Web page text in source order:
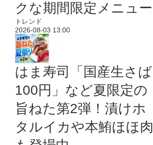
クな期間限定メニュー
トレンド
2026-08-03 13:00
はま寿司「国産生さば
100円」など夏限定の
旨ねた第2弾！漬けホ
タルイカや本鮪ほほ肉